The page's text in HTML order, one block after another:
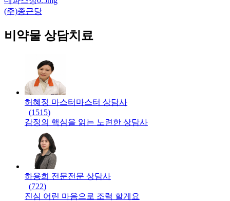
(주)종근당
비약물 상담치료
허혜정 마스터 마스터 상담사
(1515)
감정의 핵심을 읽는 노련한 상담사
하용희 전문전문 상담사
(722)
진심 어린 마음으로 조력 할게요